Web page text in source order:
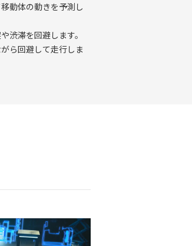
動体の動きを予測し
渋滞を回避します。
ら回避して走行しま